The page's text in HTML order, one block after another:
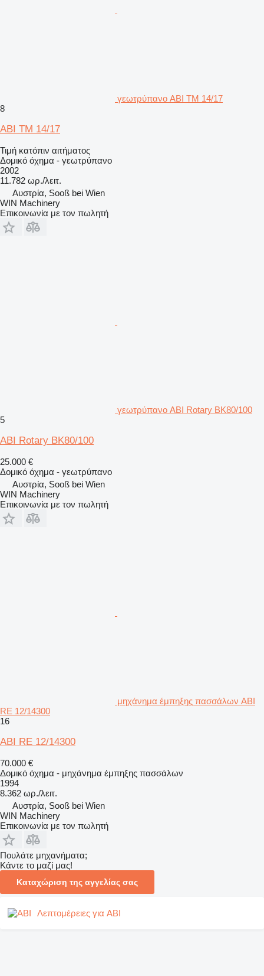
γεωτρύπανο ABI TM 14/17
8
ABI TM 14/17
Τιμή κατόπιν αιτήματος
Δομικό όχημα - γεωτρύπανο
2002
11.782 ωρ./λειτ.
Αυστρία, Sooß bei Wien
WIN Machinery
Επικοινωνία με τον πωλητή
γεωτρύπανο ABI Rotary BK80/100
5
ABI Rotary BK80/100
25.000 €
Δομικό όχημα - γεωτρύπανο
Αυστρία, Sooß bei Wien
WIN Machinery
Επικοινωνία με τον πωλητή
μηχάνημα έμπηξης πασσάλων ABI
RE 12/14300
16
ABI RE 12/14300
70.000 €
Δομικό όχημα - μηχάνημα έμπηξης πασσάλων
1994
8.362 ωρ./λειτ.
Αυστρία, Sooß bei Wien
WIN Machinery
Επικοινωνία με τον πωλητή
Πουλάτε μηχανήματα;
Κάντε το μαζί μας!
Καταχώριση της αγγελίας σας
Λεπτομέρειες για ABI